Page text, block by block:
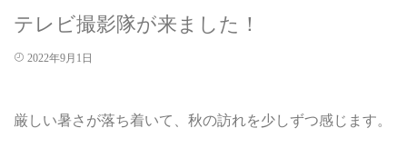
テレビ撮影隊が来ました！
2022年9月1日
厳しい暑さが落ち着いて、秋の訪れを少しずつ感じます。